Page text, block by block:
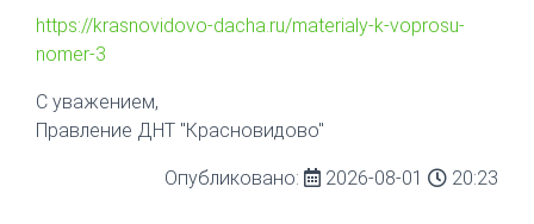
https://krasnovidovo-dacha.ru/materialy-k-voprosu-
nomer-3
С уважением,
Правление ДНТ "Красновидово"
Опубликовано: 2026-08-01 20:23